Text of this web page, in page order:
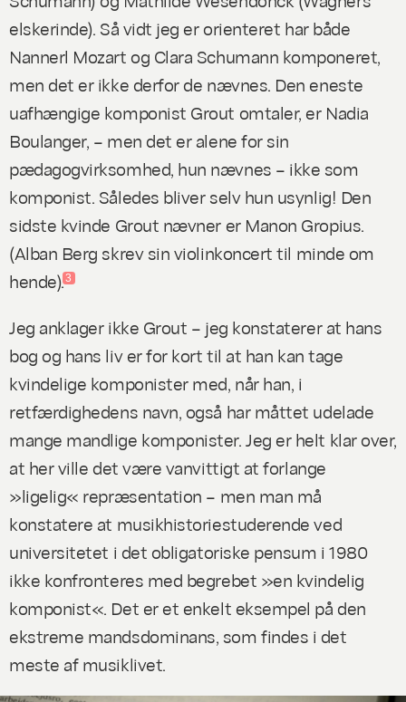
elskerinde). Så vidt jeg er orienteret har både
Nannerl Mozart og Clara Schumann komponeret,
men det er ikke derfor de nævnes. Den eneste
uafhængige komponist Grout omtaler, er Nadia
Boulanger, – men det er alene for sin
pædagogvirksomhed, hun nævnes – ikke som
komponist. Således bliver selvhun usynlig! Den
sidste kvinde Grout nævner er Manon Gropius.
(Alban Berg skrev sin violinkoncert til minde om
hende).3
Jeg anklager ikke Grout – jeg konstaterer at hans
bog og hans liv er for kort til at han kan tage
kvindelige komponister med, når han, i
retfærdighedens navn, også har måttet udelade
mange mandlige komponister. Jeg er helt klar over,
at her ville det være vanvittigt at forlange
»ligelig« repræsentation – men man må
konstatere at musikhistoriestuderende ved
universitetet i det obligatoriske pensum i 1980
ikke konfronteres med begrebet »en kvindelig
komponist«. Det er et enkelt eksempel på den
ekstreme mandsdominans, som findes i det
meste af musiklivet.